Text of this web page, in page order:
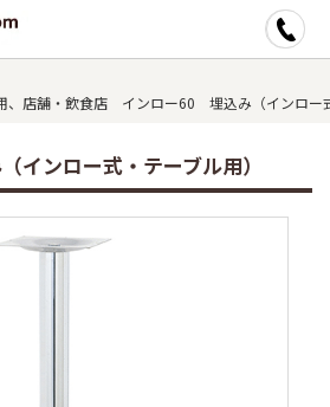
、店舗・飲食店 インロー60 埋込み（インロー
ンロー式・テーブル用）